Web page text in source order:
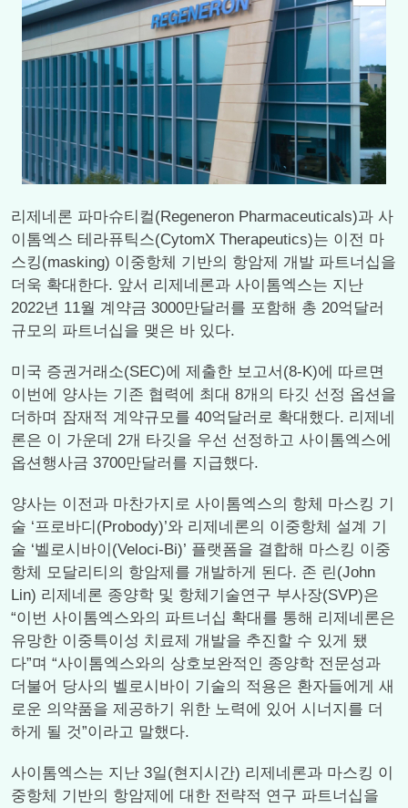
리제네론 파마슈티컬(Regeneron Pharmaceuticals)과 사
이톰엑스 테라퓨틱스(CytomX Therapeutics)는 이전 마
스킹(masking) 이중항체 기반의 항암제 개발 파트너십을
더욱 확대한다. 앞서 리제네론과 사이톰엑스는 지난
2022년 11월 계약금 3000만달러를 포함해 총 20억달러
규모의 파트너십을 맺은 바 있다.
미국 증권거래소(SEC)에 제출한 보고서(8-K)에 따르면
이번에 양사는 기존 협력에 최대 8개의 타깃 선정 옵션을
더하며 잠재적 계약규모를 40억달러로 확대했다. 리제네
론은 이 가운데 2개 타깃을 우선 선정하고 사이톰엑스에
옵션행사금 3700만달러를 지급했다.
양사는 이전과 마찬가지로 사이톰엑스의 항체 마스킹 기
술 ‘프로바디(Probody)’와 리제네론의 이중항체 설계 기
술 ‘벨로시바이(Veloci-Bi)’ 플랫폼을 결합해 마스킹 이중
항체 모달리티의 항암제를 개발하게 된다. 존 린(John
Lin) 리제네론 종양학 및 항체기술연구 부사장(SVP)은
“이번 사이톰엑스와의 파트너십 확대를 통해 리제네론은
유망한 이중특이성 치료제 개발을 추진할 수 있게 됐
다”며 “사이톰엑스와의 상호보완적인 종양학 전문성과
더불어 당사의 벨로시바이 기술의 적용은 환자들에게 새
로운 의약품을 제공하기 위한 노력에 있어 시너지를 더
하게 될 것”이라고 말했다.
사이톰엑스는 지난 3일(현지시간) 리제네론과 마스킹 이
중항체 기반의 항암제에 대한 전략적 연구 파트너십을